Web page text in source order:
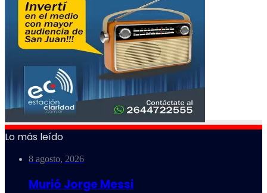
Lo más leído
8 agosto, 2026
Murió Jorge Messi